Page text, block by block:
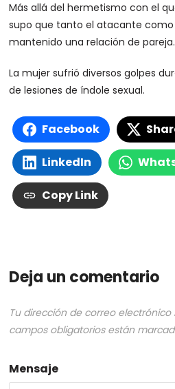
Más allá del hermetismo con el
supo que tanto el atacante
mantenido una relación de pareja.
La mujer sufrió diversos golpes
de lesiones de índole sexual.
Facebook
LinkedIn
Copy Link
Deja un comentario
Tu dirección de correo
campos obligatorios están
Mensaje